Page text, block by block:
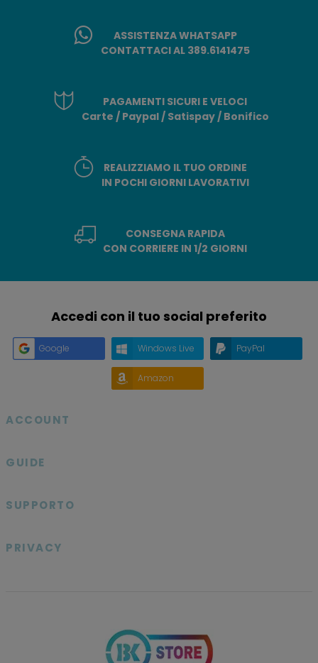
ASSISTENZA WHATSAPP
CONTATTACI AL 389.6141475
PAGAMENTI SICURI E VELOCI
Carte / Paypal / Satispay / Bonifico
REALIZZIAMO IL TUO ORDINE
IN POCHI GIORNI LAVORATIVI
CONSEGNA RAPIDA
CON CORRIERE IN 1/2 GIORNI
Accedi con il tuo social preferito
Google Windows Live PayPal
Amazon
ACCOUNT
GUIDE
SUPPORTO
PRIVACY